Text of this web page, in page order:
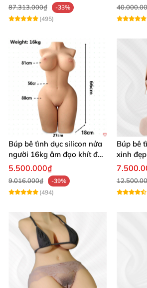
87.313.000₫
-33%
(495)
Búp bê tình dục silicon nửa
người 16kg âm đạo khít độn
khung
5.500.000₫
9.016.000₫
-39%
(494)
Búp bê
xinh
nghiệm